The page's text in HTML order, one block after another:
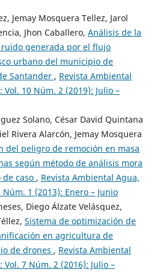
Jemay Mosquera Tellez, Jarol
Jhon Caballero, Análisis de la
generada por el flujo
urbano del municipio de
Santander , Revista Ambiental
Vol. 10 Núm. 2 (2019): Julio –
Solano, César David Quintana
Rivera Alarcón, Jemay Mosquera
del peligro de remoción en masa
según método de análisis mora
caso , Revista Ambiental Agua,
1 (2013): Enero – Junio
Diego Álzate Velásquez,
Sistema de optimización de
en agricultura de
de drones , Revista Ambiental
Vol. 7 Núm. 2 (2016): Julio –